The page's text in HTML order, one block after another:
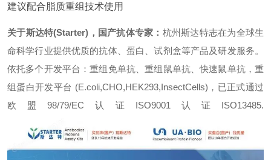
建议配合脂质重组技术使用
关于斯达特(Starter)，国产抗体专家： 杭州斯达特志在为全球生
命科学行业提供优质的抗体、蛋白、试剂盒等产品及研发服务。
依托多个开发平台：重组免单抗、重组鼠单抗、快速鼠单抗，重
组蛋白开发平台 (E.coli,CHO,HEK293,InsectCells)，已正式通过
欧盟98/79/EC认证ISO9001认证ISO13485.